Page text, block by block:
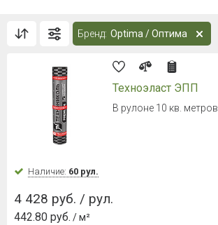
Бренд: Optima / Оптима
Техноэласт ЭПП
В рулоне 10 кв. метров
Наличие: 60 рул.
4 428 руб. / рул.
442.80 руб. / м²